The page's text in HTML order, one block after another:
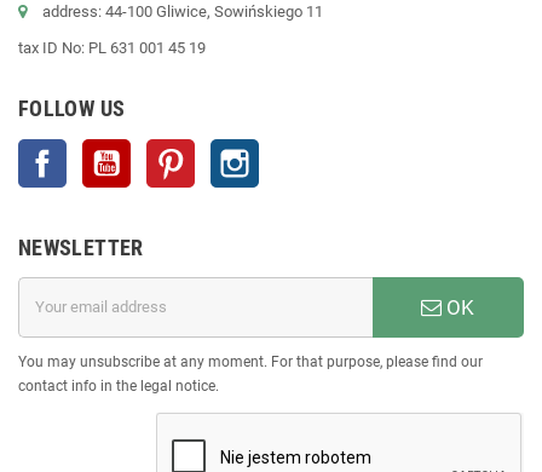
address: 44-100 Gliwice, Sowińskiego 11
tax ID No: PL 631 001 45 19
FOLLOW US
Facebook YouTube Pinterest
NEWSLETTER
OK
You may unsubscribe at any moment. For that purpose, please find our
contact info in the legal notice.